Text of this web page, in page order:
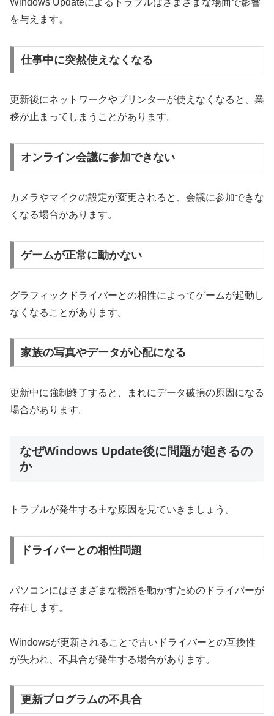
Windows Updateによるトラブルはさまざまな場面で影響
を与えます。
仕事中に突然使えなくなる
更新後にネットワークやプリンターが使えなくなると、業
務が止まってしまうことがあります。
オンライン会議に参加できない
カメラやマイクの設定が変更されると、会議に参加できな
くなる場合があります。
ゲームが正常に動かない
グラフィックドライバーとの相性によってゲームが起動し
なくなることがあります。
家族の写真やデータが心配になる
更新中に強制終了すると、まれにデータ破損の原因になる
場合があります。
なぜWindows Update後に問題が起きるの
か
トラブルが発生する主な原因を見ていきましょう。
ドライバーとの相性問題
パソコンにはさまざまな機器を動かすためのドライバーが
存在します。
Windowsが更新されることで古いドライバーとの互換性
が失われ、不具合が発生する場合があります。
更新プログラムの不具合